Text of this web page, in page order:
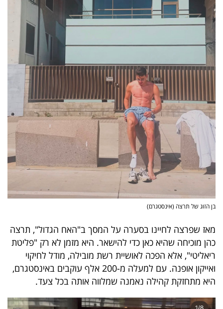
בן הזוג של תרצה (אינסטגרם)
מאז שפרצה לחיינו בסערה על המסך ב"האח הגדול", תרצה
כהן מוכיחה שהיא כאן כדי להישאר. היא מזמן לא רק "פליטת
ריאליטי", אלא הפכה לאושיית רשת מובילה, מודל לחיקוי
ואייקון אופנה. עם למעלה מ-200 אלף עוקבים באינסטגרם
,
היא מתחזקת קהילה נאמנה שמלווה אותה בכל צעד.